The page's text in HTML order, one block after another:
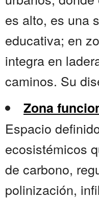
es alto, es una
educativa; en
integra en
caminos. Su
Zona
Espacio
ecosistémicos
de carbono,
polinización,